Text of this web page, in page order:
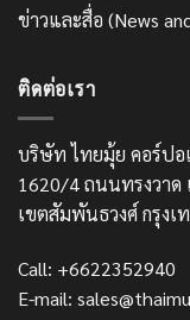
ข่าวและสื่อ (News
ติดต่อเรา
บริษัท ไทยมุ้ย คอร์ปอ
1620/4 ถนนทรงวาด
เขตสัมพันธวงศ์ กรุง
Call: +6622352940
E-mail: